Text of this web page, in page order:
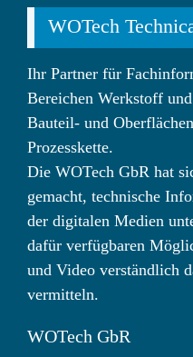
WOTech
Ihr Partner für
Bereichen Werkstoff
Bauteil- und
Prozesskette.
Die WOTech GbR hat
gemacht, technische
der digitalen Medien
dafür verfügbaren
und Video verständlich
vermitteln.
WOTech GbR